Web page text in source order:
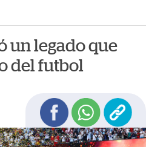
un legado que
del futbol